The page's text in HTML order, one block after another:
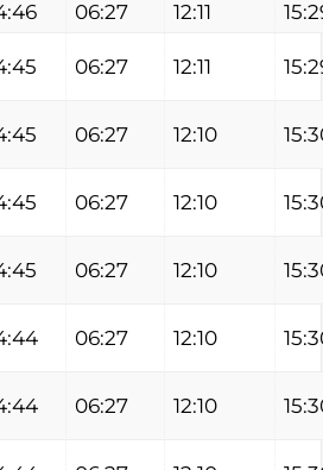
06:27 12:11
06:27 12:11
06:27 12:10
06:27 12:10
06:27 12:10
06:27 12:10
06:27 12:10